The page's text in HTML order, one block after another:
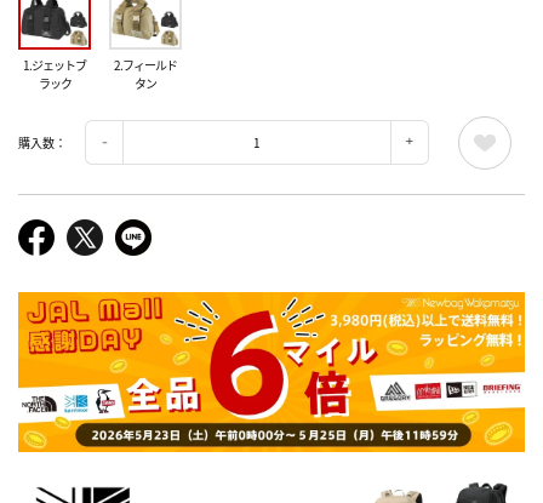
1.ジェットブ
ラック
2.フィールド
タン
購入数：